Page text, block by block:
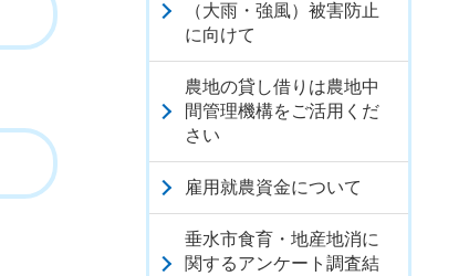
（大雨・強風）被害防止
に向けて
農地の貸し借りは農地中
間管理機構をご活用くだ
さい
雇用就農資金について
垂水市食育・地産地消に
関するアンケート調査結